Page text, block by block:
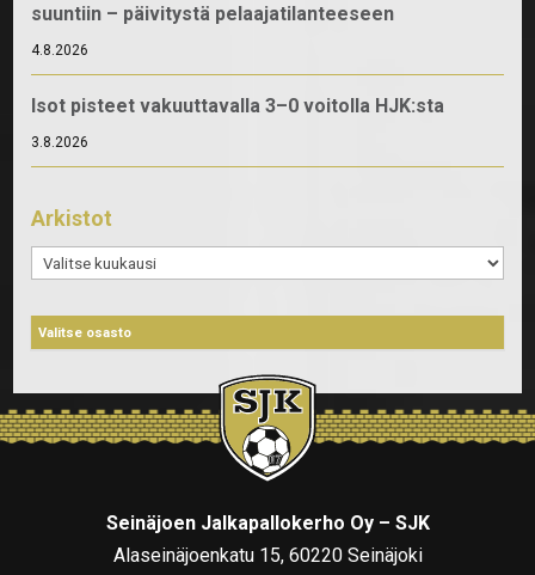
suuntiin – päivitystä pelaajatilanteeseen
4.8.2026
Isot pisteet vakuuttavalla 3–0 voitolla HJK:sta
3.8.2026
Arkistot
Arkistot
Seinäjoen Jalkapallokerho Oy – SJK
Alaseinäjoenkatu 15, 60220 Seinäjoki